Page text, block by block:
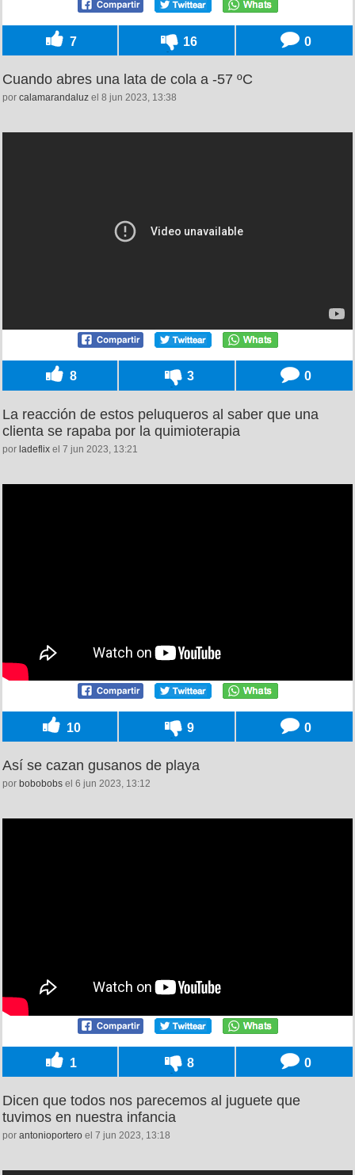
7 16 0
Cuando abres una lata de cola a -57 ºC
por calamarandaluz el 8 jun 2023, 13:38
8 3 0
La reacción de estos peluqueros al saber que una
clienta se rapaba por la quimioterapia
por ladeflix el 7 jun 2023, 13:21
10 9 0
Así se cazan gusanos de playa
por bobobobs el 6 jun 2023, 13:12
1 8 0
Dicen que todos nos parecemos al juguete que
tuvimos en nuestra infancia
por antonioportero el 7 jun 2023, 13:18